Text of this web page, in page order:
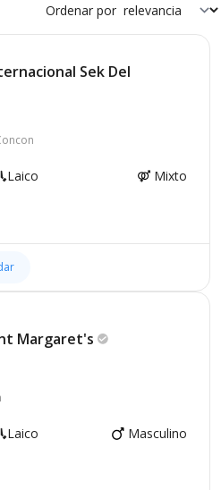
Ordenar por
Sek Del
Laico Mixto
Margaret's
Laico Masculino